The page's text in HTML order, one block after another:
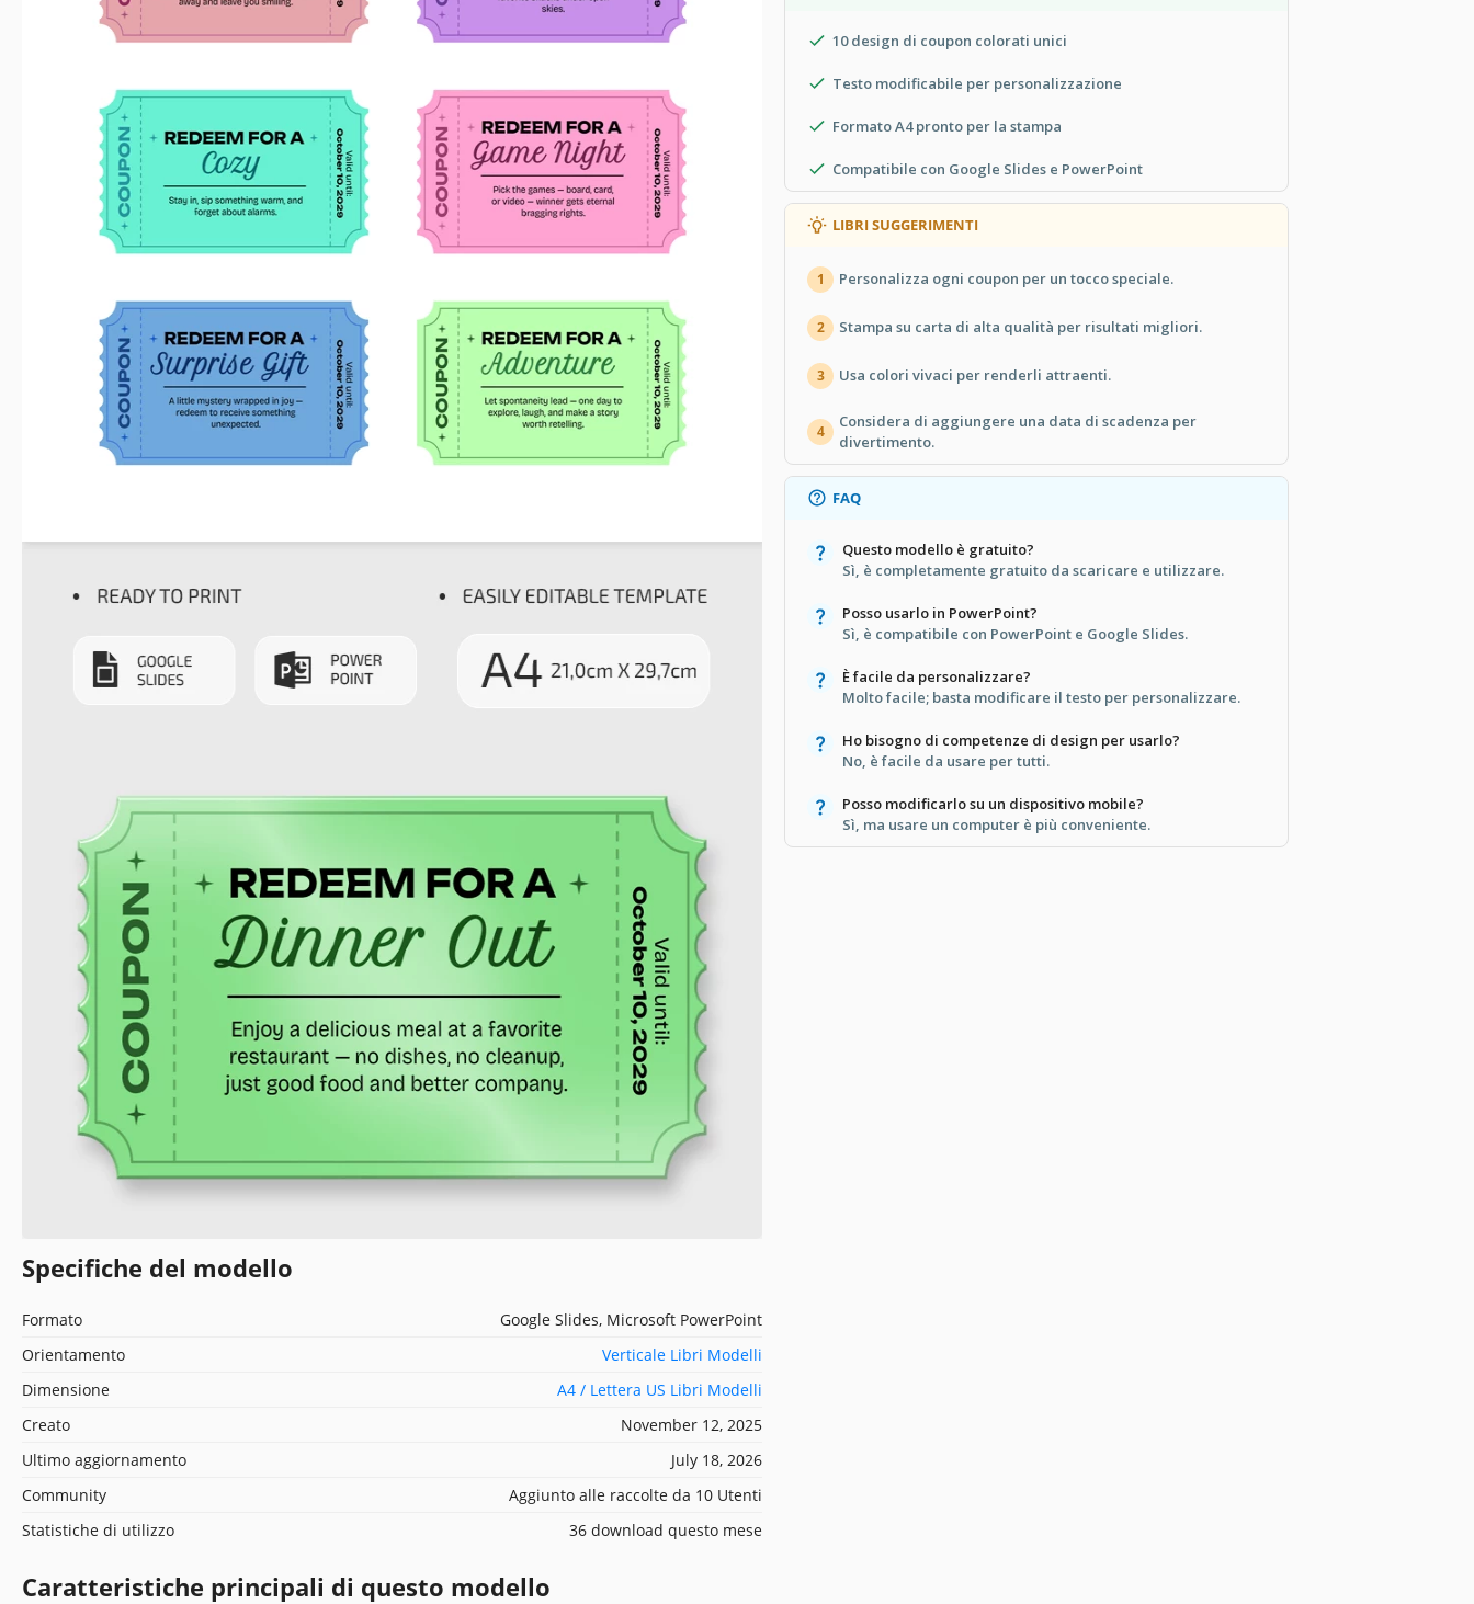
Specifiche del modello
Formato
Google Slides, Microsoft PowerPoint
Orientamento
Verticale Libri Modelli
Dimensione
A4 / Lettera US Libri Modelli
Creato
November 12, 2025
Ultimo aggiornamento
July 18, 2026
Community
Aggiunto alle raccolte da 10 Utenti
Statistiche di utilizzo
36 download questo mese
Caratteristiche principali di questo modello
10 design di coupon colorati unici
Testo modificabile per personalizzazione
Formato A4 pronto per la stampa
Compatibile con Google Slides e PowerPoint
LIBRI SUGGERIMENTI
1 Personalizza ogni coupon per un tocco speciale.
2 Stampa su carta di alta qualità per risultati migliori.
3 Usa colori vivaci per renderli attraenti.
4
Considera di aggiungere una data di scadenza per
divertimento.
FAQ
Questo modello è gratuito?
Sì, è completamente gratuito da scaricare e utilizzare.
Posso usarlo in PowerPoint?
Sì, è compatibile con PowerPoint e Google Slides.
È facile da personalizzare?
Molto facile; basta modificare il testo per personalizzare.
Ho bisogno di competenze di design per usarlo?
No, è facile da usare per tutti.
Posso modificarlo su un dispositivo mobile?
Sì, ma usare un computer è più conveniente.